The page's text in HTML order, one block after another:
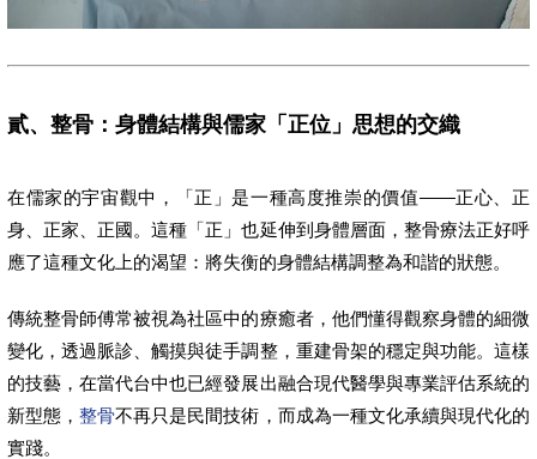
貳、整骨：身體結構與儒家「正位」思想的交織
在儒家的宇宙觀中，「正」是一種高度推崇的價值——正心、正
身、正家、正國。這種「正」也延伸到身體層面，整骨療法正好呼
應了這種文化上的渴望：將失衡的身體結構調整為和諧的狀態。
傳統整骨師傅常被視為社區中的療癒者，他們懂得觀察身體的細微
變化，透過脈診、觸摸與徒手調整，重建骨架的穩定與功能。這樣
的技藝，在當代台中也已經發展出融合現代醫學與專業評估系統的
新型態，整骨不再只是民間技術，而成為一種文化承續與現代化的
實踐。